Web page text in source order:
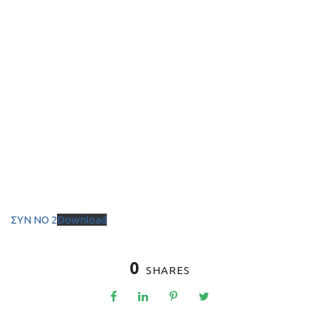
ΣΥΝ ΝΟ 2Download
0 SHARES